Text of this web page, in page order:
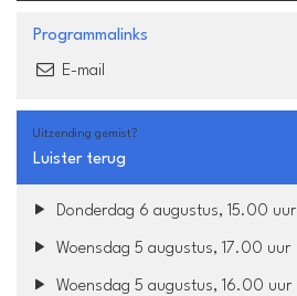
Programmalinks
E-mail
Uitzending gemist?
Luister terug
Donderdag 6 augustus, 15.00 uur
Woensdag 5 augustus, 17.00 uur
Woensdag 5 augustus, 16.00 uur